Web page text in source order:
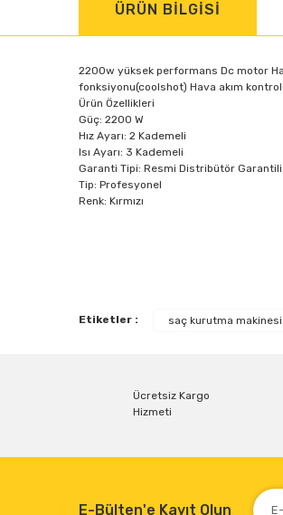
ÜRÜN BİLGİSİ
2200w yüksek performans Dc motor
fonksiyonu(coolshot) Hava akım
Ürün Özellikleri
Güç: 2200 W
Hız Ayarı: 2 Kademeli
Isı Ayarı: 3 Kademeli
Garanti Tipi: Resmi Distribütör Garantili
Tip: Profesyonel
Renk: Kırmızı
Ürün fiyatı diğer sitelerden daha
Etiketler : saç kurutma makinesi
Ücretsiz Kargo
Hizmeti
E-Bülten'e Kayıt Olun